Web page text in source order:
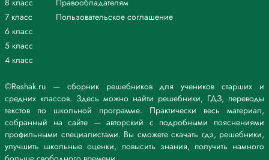
©Reshak.ru — сборник решебников для учеников старших и
средних классов. Здесь можно найти решебники, ГДЗ, переводы
текстов по школьной программе. Практически весь материал,
собранный на сайте — авторский с подробными пояснениями
профильными специалистами. Вы сможете скачать гдз, решебники,
улучшить школьные оценки, повысить знания, получить намного
8 класс
7 класс
6 класс
5 класс
4 класс
Правообладателям
Пользовательское соглашение